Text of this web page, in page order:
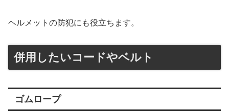
ヘルメットの防犯にも役立ちます。
併用したいコードやベルト
ゴムロープ